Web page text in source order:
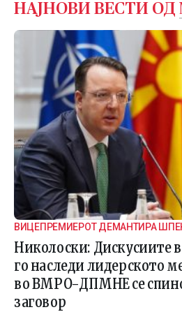
НАЈНОВИ ВЕСТИ ОД
ВИЦЕПРЕМИЕРОТ ДЕМАНТИРА
ВНАТРЕПАРТИСКИ ПОДЕЛБИ
Николоски: Дискусиите
го наследи лидерското
во ВМРО-ДПМНЕ се
заговор